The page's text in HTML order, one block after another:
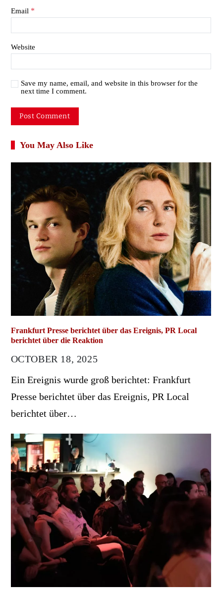
Email *
Website
Save my name, email, and website in this browser for the
next time I comment.
You May Also Like
Frankfurt Presse berichtet über das Ereignis, PR Local
berichtet über die Reaktion
OCTOBER 18, 2025
Ein Ereignis wurde groß berichtet: Frankfurt
Presse berichtet über das Ereignis, PR Local
berichtet über…